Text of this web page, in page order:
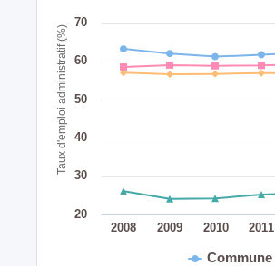
Taux d'emploi administratif (%)
Commune
2008 2009 2010 2011
20
30
40
50
60
70